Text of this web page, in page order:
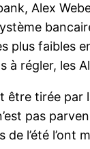
Alex
plus faibles
à régler, les
être tirée par
pas
l’été l’ont